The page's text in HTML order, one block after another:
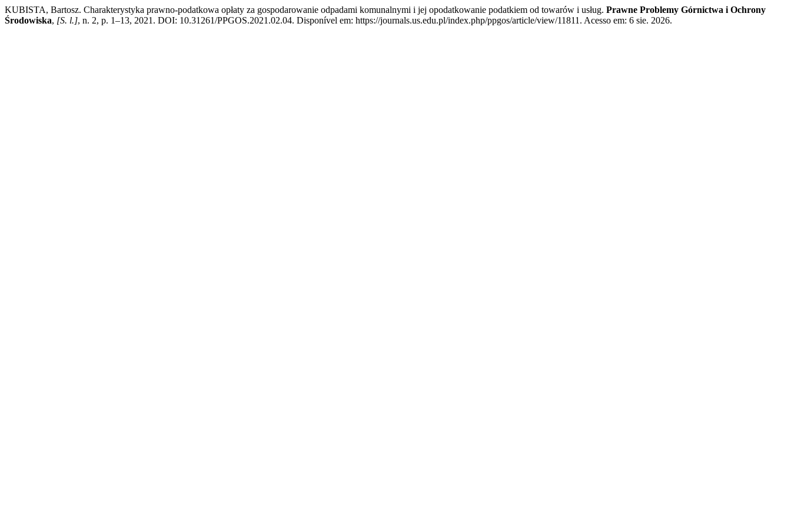
KUBISTA, Bartosz. Charakterystyka prawno-podatkowa opłaty za gospodarowanie odpadami komunalnymi i jej opodatkowanie podatkiem od towarów i usług. Prawne Problemy Górnictwa i Ochrony
Środowiska, [S. l.], n. 2, p. 1–13, 2021. DOI: 10.31261/PPGOS.2021.02.04. Disponível em: https://journals.us.edu.pl/index.php/ppgos/article/view/11811. Acesso em: 6 sie. 2026.